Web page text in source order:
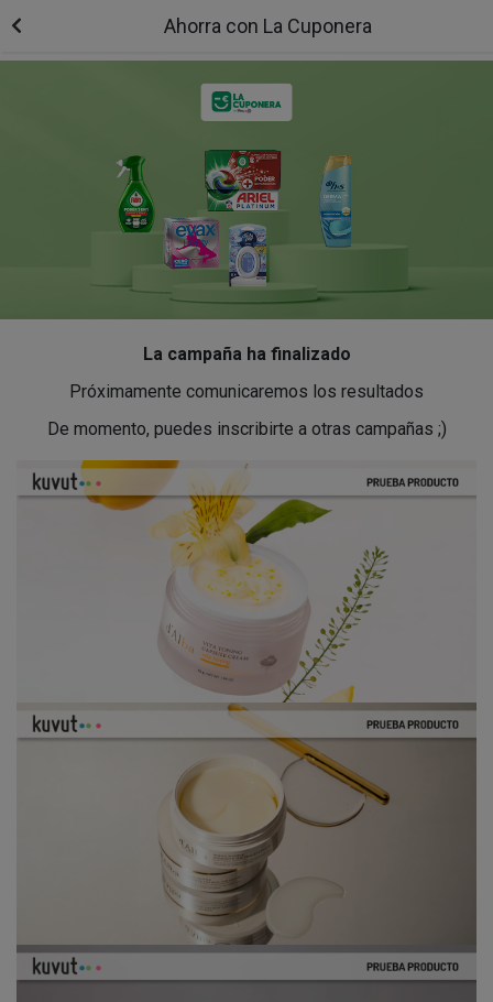
Ahorra con La Cuponera
La campaña ha finalizado
Próximamente comunicaremos los resultados
De momento, puedes inscribirte a otras campañas ;)